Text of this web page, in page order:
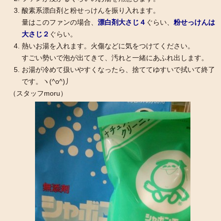
酸素系漂白剤と粉せっけんを振り入れます。
量はこのファンの場合、 漂白剤大さじ４ ぐらい、 粉せっけんは
大さじ２ ぐらい。
熱いお湯を入れます。火傷などに気をつけてください。
すごい勢いで泡が出てきて、汚れと一緒にあふれ出します。
お湯が冷めて扱いやすくなったら、捨ててゆすいで拭いて終了
です。ヽ(^o^)丿
（スタッフmoru）